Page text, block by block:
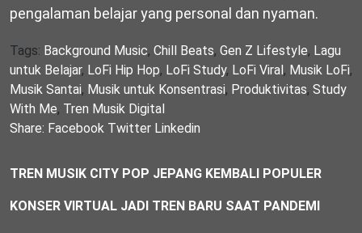
pengalaman belajar yang personal dan nyaman.
Tags: Background Music, Chill Beats, Gen Z Lifestyle, Lagu
untuk Belajar, LoFi Hip Hop, LoFi Study, LoFi Viral, Musik LoFi,
Musik Santai, Musik untuk Konsentrasi, Produktivitas, Study
With Me, Tren Musik Digital
Share: Facebook Twitter Linkedin
TREN MUSIK CITY POP JEPANG KEMBALI POPULER
KONSER VIRTUAL JADI TREN BARU SAAT PANDEMI